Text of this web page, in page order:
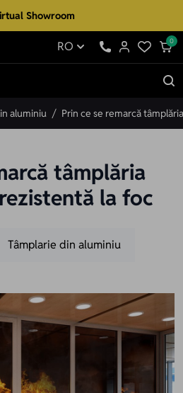
Showroom
RO 0
aluminiu / Prin ce se remarcă
tâmplăria
la foc
Tâmplarie din aluminiu